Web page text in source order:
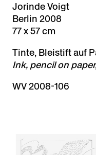
Jorinde Voigt
Berlin 2008
77 x 57 cm
Tinte, Bleistift auf
Ink, pencil on
WV 2008-106